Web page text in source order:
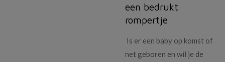
een bedrukt
rompertje
Is er een baby op komst of
net geboren en wil je de